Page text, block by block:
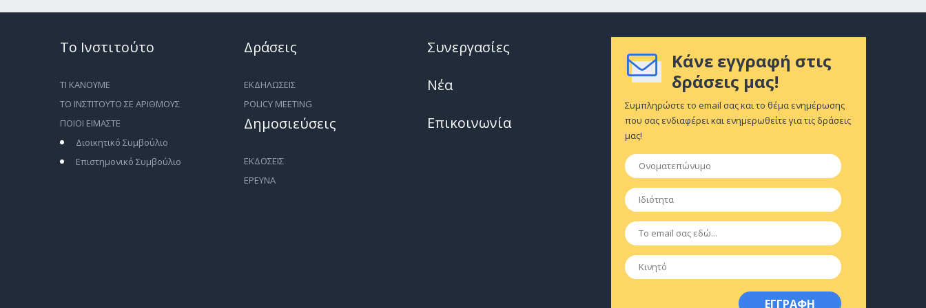
Το Ινστιτούτο
ΤΙ ΚΑΝΟΥΜΕ
ΤΟ ΙΝΣΤΙΤΟΥΤΟ ΣΕ ΑΡΙΘΜΟΥΣ
ΠΟΙΟΙ ΕΙΜΑΣΤΕ
Διοικητικό Συμβούλιο
Επιστημονικό Συμβούλιο
Δράσεις
ΕΚΔΗΛΩΣΕΙΣ
POLICY MEETING
Δημοσιεύσεις
ΕΚΔΟΣΕΙΣ
ΕΡΕΥΝΑ
Συνεργασίες
Νέα
Επικοινωνία
Κάνε εγγραφή στις
δράσεις μας!
Συμπληρώστε το email σας και το θέμα ενημέρωσης
που σας ενδιαφέρει και ενημερωθείτε για τις δράσεις
μας!
Ονοματεπώνυμο
Ιδιότητα
Email
Κινητό